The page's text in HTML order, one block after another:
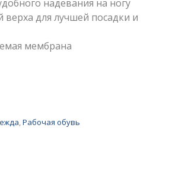
надевания на ногу
для лучшей посадки и
мембрана
,Рабочая обувь